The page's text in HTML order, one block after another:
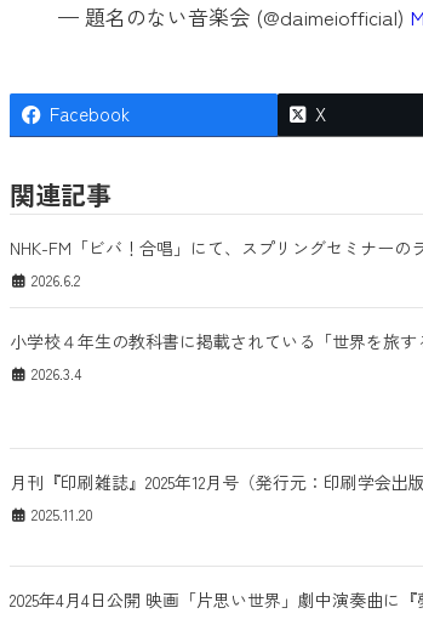
— 題名のない音楽会 (@daimeiofficial)
Facebook X
関連記事
NHK-FM「ビバ！合唱」にて、スプリングセミナーの
2026.6.2
小学校４年生の教科書に掲載されている「世界を旅
2026.3.4
月刊『印刷雑誌』2025年12月号（発行元：印刷学会出
2025.11.20
2025年4月4日公開 映画「片思い世界」劇中演奏曲に